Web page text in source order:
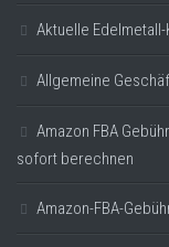
Aktuelle
Allgemeine
Amazon FBA
sofort berechnen
Amazon-FBA-